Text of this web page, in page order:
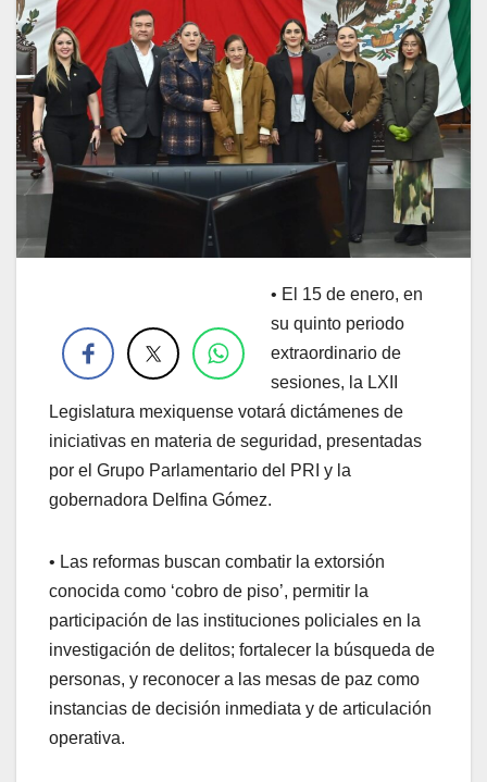
• El 15 de enero, en
su quinto periodo
extraordinario de
sesiones, la LXII
Legislatura mexiquense votará dictámenes de
iniciativas en materia de seguridad, presentadas
por el Grupo Parlamentario del PRI y la
gobernadora Delfina Gómez.
• Las reformas buscan combatir la extorsión
conocida como ‘cobro de piso’, permitir la
participación de las instituciones policiales en la
investigación de delitos; fortalecer la búsqueda de
personas, y reconocer a las mesas de paz como
instancias de decisión inmediata y de articulación
operativa.